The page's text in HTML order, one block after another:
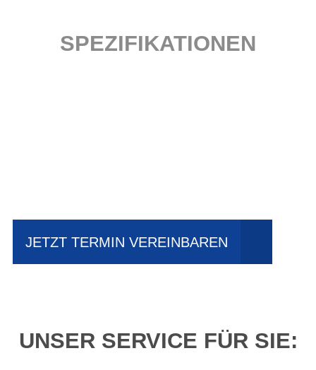
SPEZIFIKATIONEN
JETZT TERMIN VEREINBAREN
UNSER SERVICE FÜR SIE: